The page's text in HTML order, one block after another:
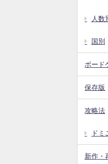
人数
国別
ボード
保存版
攻略法
ドミ
新作・